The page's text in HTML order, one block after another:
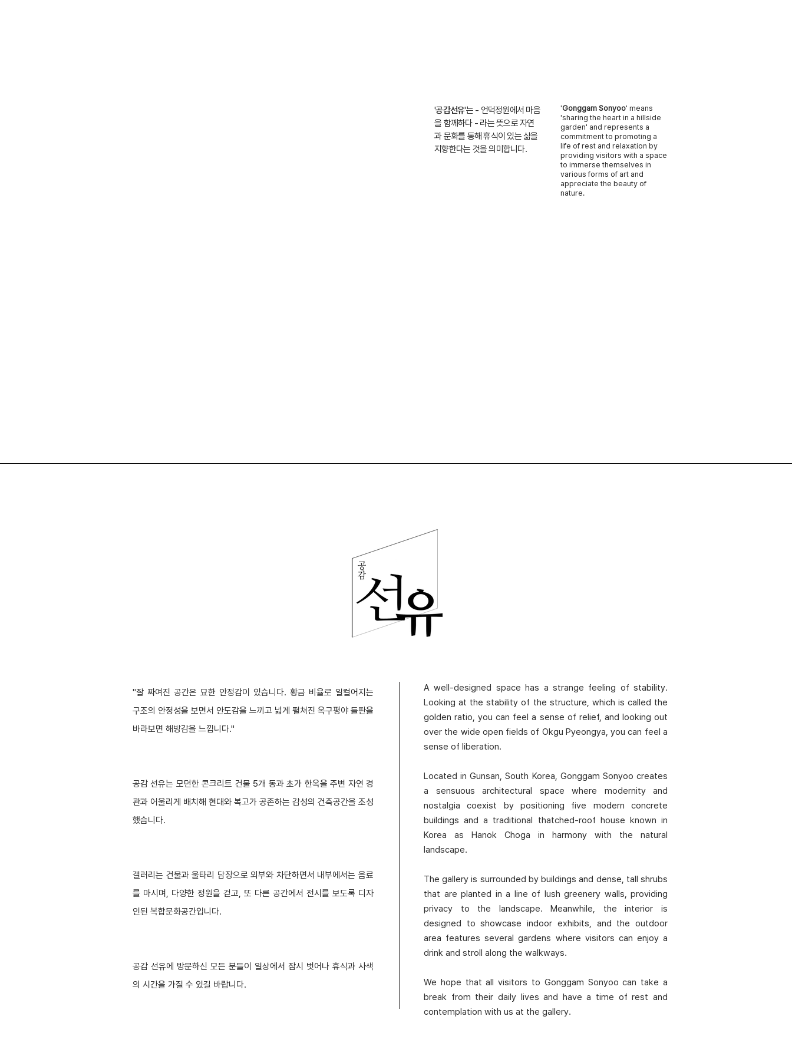
'공감선유'는 - 언덕정원에서 마음
을 함께하다 - 라는 뜻으로 자연
과 문화를 통해 휴식이 있는 삶을
지향한다는 것을 의미합니다.
'Gonggam Sonyoo' means
'sharing the heart in a hillside
garden' and represents a
commitment to promoting a
life of rest and relaxation by
providing visitors with a space
to immerse themselves in
various forms of art and
appreciate the beauty of
nature.
"잘 짜여진 공간은 묘한 안정감이 있습니다. 황금 비율로 일컬어지는
구조의 안정성을 보면서 안도감을 느끼고 넓게 펼쳐진 옥구평야 들판을
바라보면 해방감을 느낍니다."
공감 선유는 모던한 콘크리트 건물 5개 동과 초가 한옥을 주변 자연 경
관과 어울리게 배치해 현대와 복고가 공존하는 감성의 건축공간을 조성
했습니다.
갤러리는 건물과 울타리 담장으로 외부와 차단하면서 내부에서는 음료
를 마시며, 다양한 정원을 걷고, 또 다른 공간에서 전시를 보도록 디자
인된 복합문화공간입니다.
공감 선유에 방문하신 모든 분들이 일상에서 잠시 벗어나 휴식과 사색
의 시간을 가질 수 있길 바랍니다.
A well-designed space has a strange feeling of stability.
Looking at the stability of the structure, which is called the
golden ratio, you can feel a sense of relief, and looking out
over the wide open fields of Okgu Pyeongya, you can feel a
sense of liberation.
Located in Gunsan, South Korea, Gonggam Sonyoo creates
a sensuous architectural space where modernity and
nostalgia coexist by positioning five modern concrete
buildings and a traditional thatched-roof house known in
Korea as Hanok Choga in harmony with the natural
landscape.
The gallery is surrounded by buildings and dense, tall shrubs
that are planted in a line of lush greenery walls, providing
privacy to the landscape. Meanwhile, the interior is
designed to showcase indoor exhibits, and the outdoor
area features several gardens where visitors can enjoy a
drink and stroll along the walkways.
We hope that all visitors to Gonggam Sonyoo can take a
break from their daily lives and have a time of rest and
contemplation with us at the gallery.